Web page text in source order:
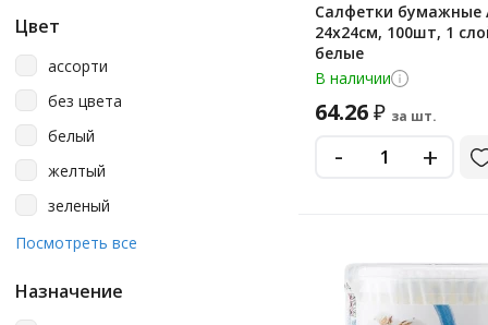
Цвет
ассорти
без цвета
белый
желтый
зеленый
красный
Посмотреть все
Назначение
Салфетки бумажные
24х24см, 100шт, 1
белые
В наличии
64.26₽ за шт.
- +